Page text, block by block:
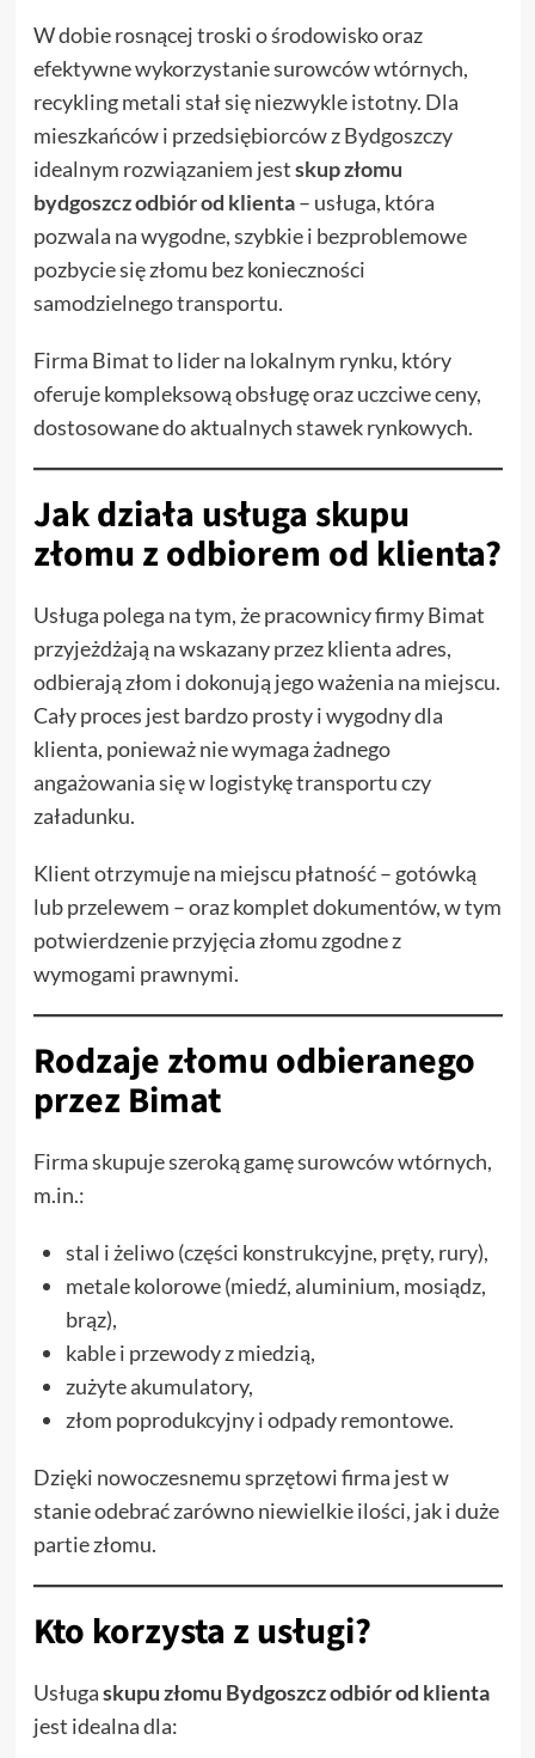
W dobie rosnącej troski o środowisko oraz
efektywne wykorzystanie surowców wtórnych,
recykling metali stał się niezwykle istotny. Dla
mieszkańców i przedsiębiorców z Bydgoszczy
idealnym rozwiązaniem jestskup złomu
bydgoszcz odbiór od klienta– usługa, która
pozwala na wygodne, szybkie i bezproblemowe
pozbycie się złomu bez konieczności
samodzielnego transportu.
Firma Bimat to lider na lokalnym rynku, który
oferuje kompleksową obsługę oraz uczciwe ceny,
dostosowane do aktualnych stawek rynkowych.
Jak działa usługa skupu
złomu z odbiorem od klienta?
Usługa polega na tym, że pracownicy firmy Bimat
przyjeżdżają na wskazany przez klienta adres,
odbierają złom i dokonują jego ważenia na miejscu.
Cały proces jest bardzo prosty i wygodny dla
klienta, ponieważ nie wymaga żadnego
angażowania się w logistykę transportu czy
załadunku.
Klient otrzymuje na miejscu płatność – gotówką
lub przelewem – oraz komplet dokumentów, w tym
potwierdzenie przyjęcia złomu zgodne z
wymogami prawnymi.
Rodzaje złomu odbieranego
przez Bimat
Firma skupuje szeroką gamę surowców wtórnych,
m.in.:
stal i żeliwo (części konstrukcyjne, pręty, rury),
metale kolorowe (miedź, aluminium, mosiądz,
brąz),
kable i przewody z miedzią,
zużyte akumulatory,
złom poprodukcyjny i odpady remontowe.
Dzięki nowoczesnemu sprzętowi firma jest w
stanie odebrać zarówno niewielkie ilości, jak i duże
partie złomu.
Kto korzysta z usługi?
Usługaskupu złomu Bydgoszcz odbiór od klienta
jest idealna dla: